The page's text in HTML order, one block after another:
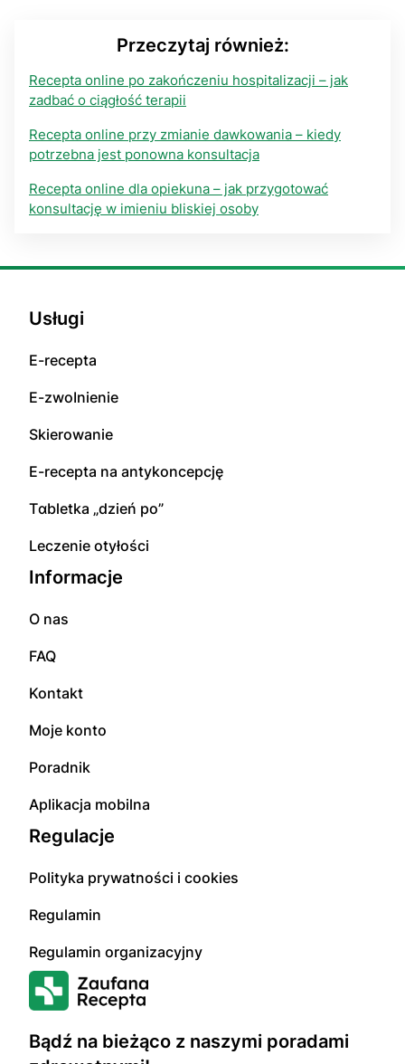
Przeczytaj również:
Recepta online po zakończeniu hospitalizacji – jak
zadbać o ciągłość terapii
Recepta online przy zmianie dawkowania – kiedy
potrzebna jest ponowna konsultacja
Recepta online dla opiekuna – jak przygotować
konsultację w imieniu bliskiej osoby
Bądź na bieżąco z naszymi poradami
Usługi
E-rесерta
E-zwоInіenіе
Skierowanie
E-rесерta na аntуkоnсерсję
Tɑbletka „dzień po”
Leczenie otyłości
Informacje
O nas
FAQ
Kontakt
Moje konto
Poradnik
Aplikacja mobilna
Regulacje
Polityka prywatności i cookies
Regulamin
Regulamin organizacyjny